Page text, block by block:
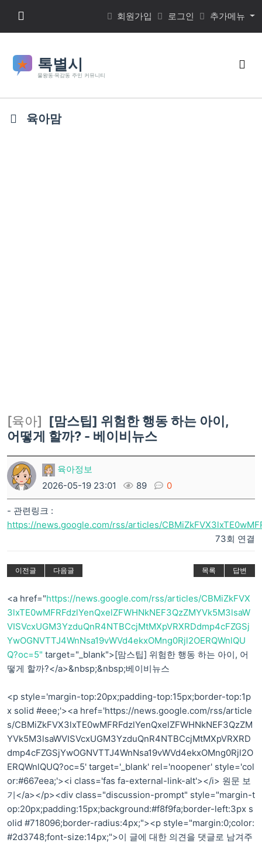
메뉴 버튼 회원가입 로그인 추가메뉴
검
육아맘
[육아] [맘스팁] 위험한 행동 하는 아이,
어떻게 할까? - 베이비뉴스
육아정보
2026-05-19 23:01
89 0
- 관련링크 :
https://news.google.com/rss/articles/
73회 연결
이전글 다음글 목록 답변
<a href="https://news.google.com/rss/articles/CBMiZkFVX
3lxTE0wMFRFdzlYenQxelZFWHNkNEF3QzZMYVk5M3lsaW
VISVcxUGM3YzduQnR4NTBCcjMtMXpVRXRDdmp4cFZGSj
YwOGNVTTJ4WnNsa19vWVd4ekxOMng0Rjl2OERQWnlQU
Q?oc=5" target="_blank">[맘스팁] 위험한 행동 하는 아이, 어
떻게 할까?</a>&nbsp;&nbsp;베이비뉴스
<p style='margin-top:20px;padding-top:15px;border-top:1p
x solid #eee;'><a href='https://news.google.com/rss/article
s/CBMiZkFVX3lxTE0wMFRFdzlYenQxelZFWHNkNEF3QzZM
YVk5M3lsaWVISVcxUGM3YzduQnR4NTBCcjMtMXpVRXRD
dmp4cFZGSjYwOGNVTTJ4WnNsa19vWVd4ekxOMng0Rjl2O
ERQWnlQUQ?oc=5' target='_blank' rel='noopener' style='col
or:#667eea;'><i class='fas fa-external-link-alt'></i> 원문 보
기</a></p><div class="discussion-prompt" style="margin-t
op:20px;padding:15px;background:#f8f9fa;border-left:3px s
olid #718096;border-radius:4px;"><p style="margin:0;color:
#2d3748;font-size:14px;">이 글에 대한 의견을 댓글로 남겨주